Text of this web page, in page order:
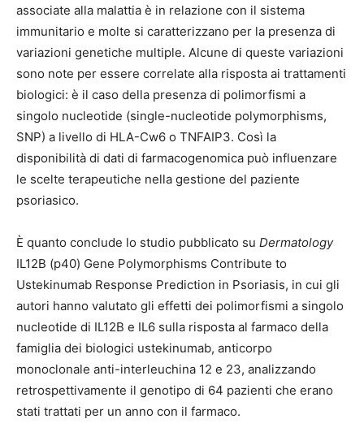
associate alla malattia è in relazione con il sistema
immunitario e molte si caratterizzano per la presenza di
variazioni genetiche multiple. Alcune di queste variazioni
sono note per essere correlate alla risposta ai trattamenti
biologici: è il caso della presenza di polimorfismi a
singolo nucleotide (single-nucleotide polymorphisms,
SNP) a livello di HLA-Cw6 o TNFAIP3. Così la
disponibilità di dati di farmacogenomica può influenzare
le scelte terapeutiche nella gestione del paziente
psoriasico.
È quanto conclude lo studio pubblicato su Dermatology
IL12B (p40) Gene Polymorphisms Contribute to
Ustekinumab Response Prediction in Psoriasis, in cui gli
autori hanno valutato gli effetti dei polimorfismi a singolo
nucleotide di IL12B e IL6 sulla risposta al farmaco della
famiglia dei biologici ustekinumab, anticorpo
monoclonale anti-interleuchina 12 e 23, analizzando
retrospettivamente il genotipo di 64 pazienti che erano
stati trattati per un anno con il farmaco.